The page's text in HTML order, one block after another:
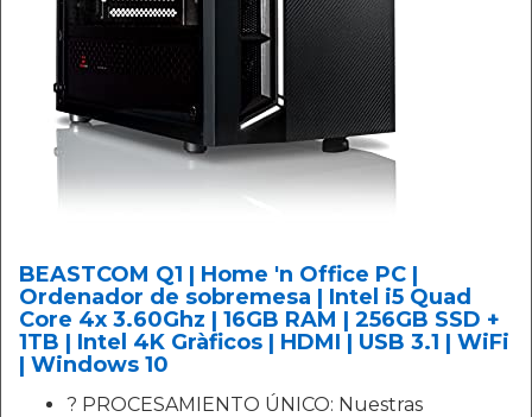
BEASTCOM Q1 | Home 'n Office PC |
Ordenador de sobremesa | Intel i5 Quad
Core 4x 3.60Ghz | 16GB RAM | 256GB SSD +
1TB | Intel 4K Gràficos | HDMI | USB 3.1 | WiFi
| Windows 10
? PROCESAMIENTO ÚNICO: Nuestras